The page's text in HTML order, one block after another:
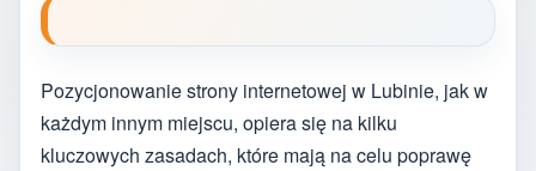
Pozycjonowanie strony internetowej w Lubinie, jak w
każdym innym miejscu, opiera się na kilku
kluczowych zasadach, które mają na celu poprawę